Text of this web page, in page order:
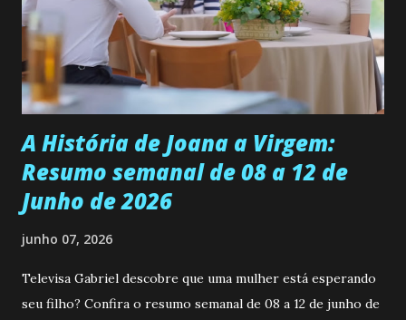
muito madura para a idade, determinada, criativa e
empática. Detesta injustiças e é uma ótima amiga. Pode ser
teimosa e muito persistente quando decide fazer algo.
Durante um exame ginecológico, ela é inseminada por eng...
A História de Joana a Virgem:
Resumo semanal de 08 a 12 de
Junho de 2026
junho 07, 2026
Televisa Gabriel descobre que uma mulher está esperando
seu filho? Confira o resumo semanal de 08 a 12 de junho de